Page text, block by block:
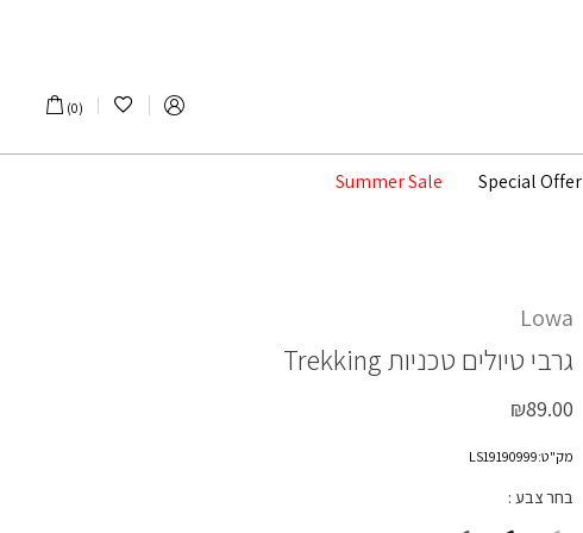
הרשימה שלי
0
Special Offer
Summer Sale
Lowa
גרבי טיולים טכניותTrekking
₪89.00
מק"ט:LS19190999
בחר צבע